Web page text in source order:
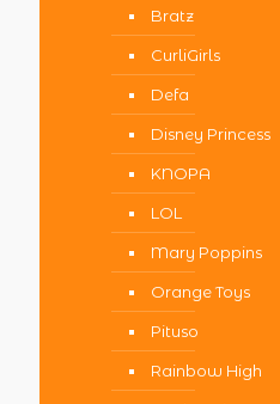
Bratz
CurliGirls
Defa
Disney Princess
KNOPA
LOL
Mary Poppins
Orange Toys
Pituso
Rainbow High